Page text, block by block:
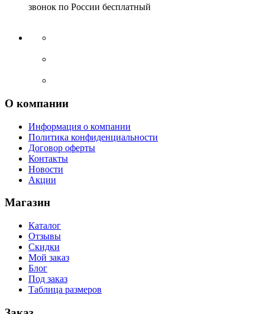
звонок по России бесплатный
О компании
Информация о компании
Политика конфиденциальности
Договор оферты
Контакты
Новости
Акции
Магазин
Каталог
Отзывы
Скидки
Мой заказ
Блог
Под заказ
Таблица размеров